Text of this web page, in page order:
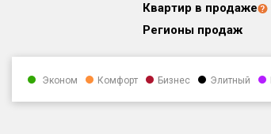
Квартир в продаже
Регионы продаж
Эконом Комфорт Бизнес Элитный